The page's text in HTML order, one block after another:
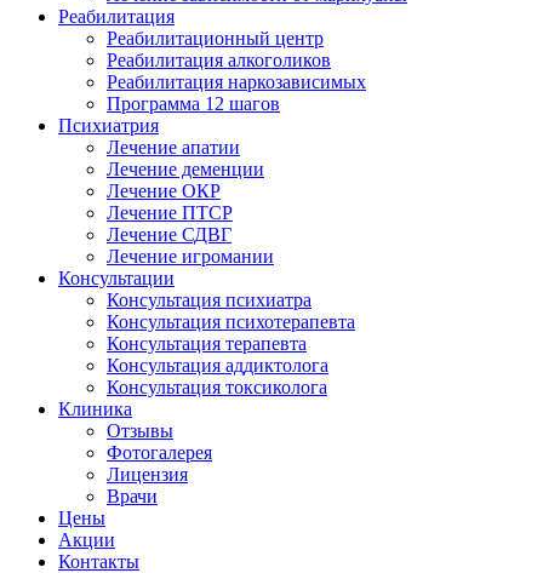
Реабилитация
Реабилитационный центр
Реабилитация алкоголиков
Реабилитация наркозависимых
Программа 12 шагов
Психиатрия
Лечение апатии
Лечение деменции
Лечение ОКР
Лечение ПТСР
Лечение СДВГ
Лечение игромании
Консультации
Консультация психиатра
Консультация психотерапевта
Консультация терапевта
Консультация аддиктолога
Консультация токсиколога
Клиника
Отзывы
Фотогалерея
Лицензия
Врачи
Цены
Акции
Контакты